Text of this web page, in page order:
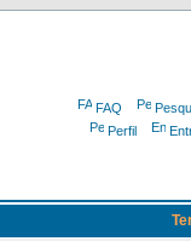
FAQ
Perfil